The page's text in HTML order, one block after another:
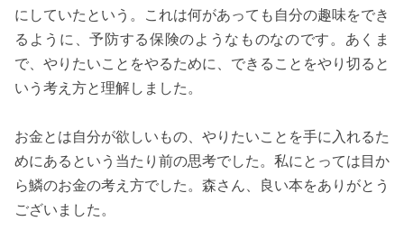
にしていたという。これは何があっても自分の趣味をでき
るように、予防する保険のようなものなのです。あくま
で、やりたいことをやるために、できることをやり切ると
いう考え方と理解しました。
お金とは自分が欲しいもの、やりたいことを手に入れるた
めにあるという当たり前の思考でした。私にとっては目か
ら鱗のお金の考え方でした。森さん、良い本をありがとう
ございました。